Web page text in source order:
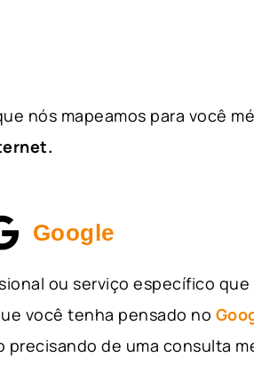
nós mapeamos para você
Google
ou serviço específico
você tenha pensado no
de uma consulta